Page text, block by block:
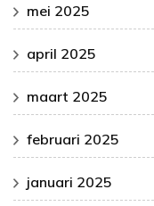
mei 2025
april 2025
maart 2025
februari 2025
januari 2025